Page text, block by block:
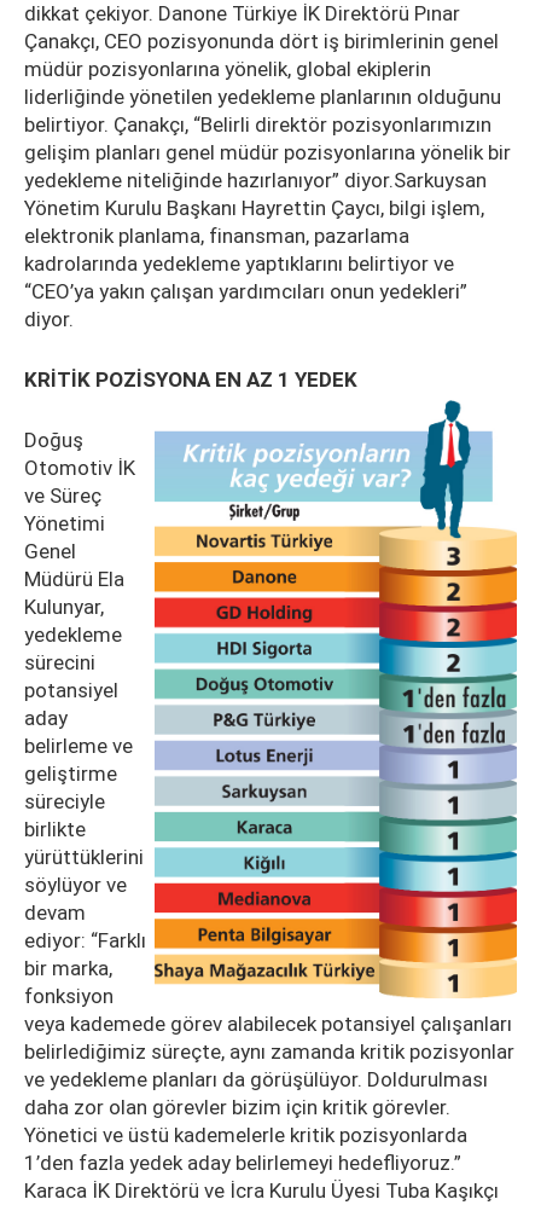
dikkat çekiyor. Danone Türkiye İK Direktörü Pınar
Çanakçı, CEO pozisyonunda dört iş birimlerinin genel
müdür pozisyonlarına yönelik, global ekiplerin
liderliğinde yönetilen yedekleme planlarının olduğunu
belirtiyor. Çanakçı, “Belirli direktör pozisyonlarımızın
gelişim planları genel müdür pozisyonlarına yönelik bir
yedekleme niteliğinde hazırlanıyor” diyor.Sarkuysan
Yönetim Kurulu Başkanı Hayrettin Çaycı, bilgi işlem,
elektronik planlama, finansman, pazarlama
kadrolarında yedekleme yaptıklarını belirtiyor ve
“CEO’ya yakın çalışan yardımcıları onun yedekleri”
diyor.
KRİTİK POZİSYONA EN AZ 1 YEDEK
Doğuş
Otomotiv İK
ve Süreç
Yönetimi
Genel
Müdürü Ela
Kulunyar,
yedekleme
sürecini
potansiyel
aday
belirleme ve
geliştirme
süreciyle
birlikte
yürüttüklerini
söylüyor ve
devam
ediyor: “Farklı
bir marka,
fonksiyon
veya kademede görev alabilecek potansiyel çalışanları
belirlediğimiz süreçte, aynı zamanda kritik pozisyonlar
ve yedekleme planları da görüşülüyor. Doldurulması
daha zor olan görevler bizim için kritik görevler.
Yönetici ve üstü kademelerle kritik pozisyonlarda
1’den fazla yedek aday belirlemeyi hedefliyoruz.”
Karaca İK Direktörü ve İcra Kurulu Üyesi Tuba Kaşıkçı